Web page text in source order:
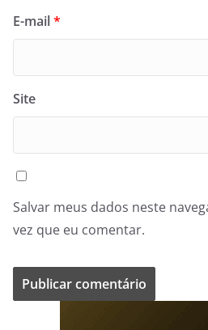
E-mail*
Site
Salvar meus dados neste
vez que eu comentar.